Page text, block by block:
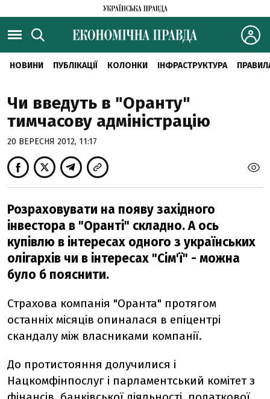
НОВИНИ ПУБЛІКАЦІЇ КОЛОНКИ ІНФРАСТРУКТУРА
Чи введуть в "Оранту"
тимчасову адміністрацію
20 ВЕРЕСНЯ 2012, 11:17
Розраховувати на появу західного
інвестора в "Оранті" складно. А ось
купівлю в інтересах одного з українських
олігархів чи в інтересах "Сім'ї" - можна
було б пояснити.
Страхова компанія "Оранта" протягом
останніх місяців опиналася в епіцентрі
скандалу між власниками компанії.
До протистояння долучилися і
Нацкомфінпослуг і парламентський комітет з